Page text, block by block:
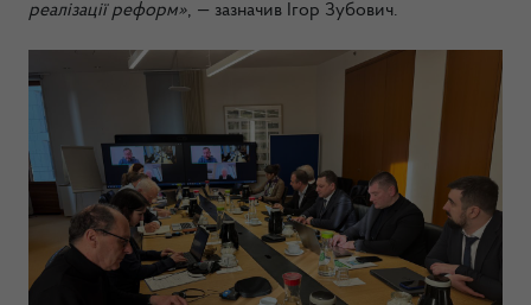
реалізації реформ», — зазначив Ігор Зубович.